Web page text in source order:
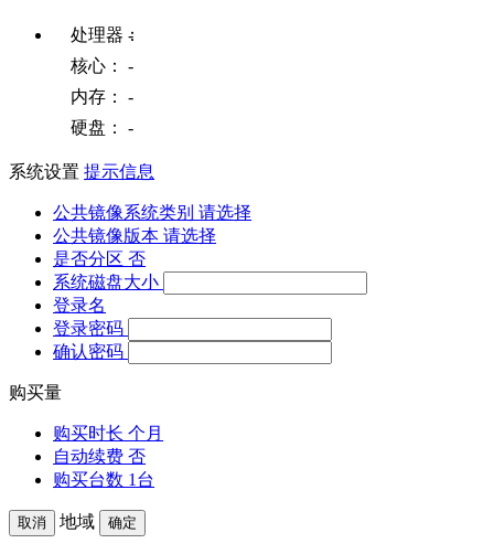
处理器：
-
核心：
-
内存：
-
硬盘：
-
系统设置 提示信息
公共镜像系统类别 请选择
公共镜像版本 请选择
是否分区 否
系统磁盘大小
登录名
登录密码
确认密码
购买量
购买时长 个月
自动续费 否
购买台数 1台
取消 地域 确定